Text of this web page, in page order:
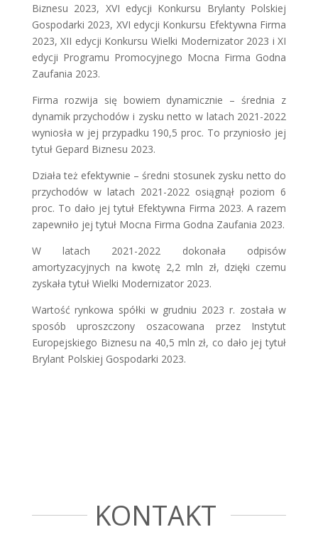
Biznesu 2023, XVI edycji Konkursu Brylanty Polskiej
Gospodarki 2023, XVI edycji Konkursu Efektywna Firma
2023, XII edycji Konkursu Wielki Modernizator 2023 i XI
edycji Programu Promocyjnego Mocna Firma Godna
Zaufania 2023.
Firma rozwija się bowiem dynamicznie – średnia z
dynamik przychodów i zysku netto w latach 2021-2022
wyniosła w jej przypadku 190,5 proc. To przyniosło jej
tytuł Gepard Biznesu 2023.
Działa też efektywnie – średni stosunek zysku netto do
przychodów w latach 2021-2022 osiągnął poziom 6
proc. To dało jej tytuł Efektywna Firma 2023. A razem
zapewniło jej tytuł Mocna Firma Godna Zaufania 2023.
W latach 2021-2022 dokonała odpisów
amortyzacyjnych na kwotę 2,2 mln zł, dzięki czemu
zyskała tytuł Wielki Modernizator 2023.
Wartość rynkowa spółki w grudniu 2023 r. została w
sposób uproszczony oszacowana przez Instytut
Europejskiego Biznesu na 40,5 mln zł, co dało jej tytuł
Brylant Polskiej Gospodarki 2023.
KONTAKT